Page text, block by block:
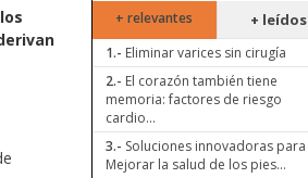
+ relevantes + leídos
1.- Eliminar varices sin cirugía
2.- El corazón también tiene
memoria: factores de riesgo
cardio...
3.- Soluciones innovadoras para
Mejorar la salud de los pies...